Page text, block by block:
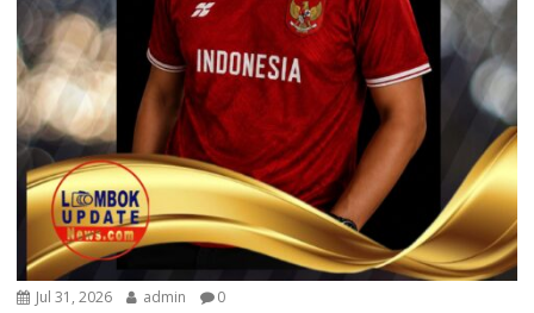
Jul 31, 2026 admin 0